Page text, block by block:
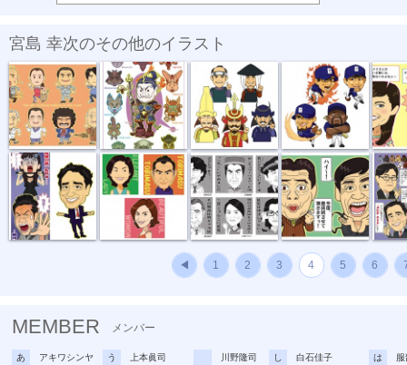
宮島 幸次のその他のイラスト
「寅ファミリ... 「十二神将・... 「スマホ武将...
「一発屋芸人... 黒木瞳 片岡... 前職芸能人（... 健康オタク芸... 馬主
◀ 1 2 3 4 5 6
MEMBER メンバー
あ
アキワシンヤ
う
上本眞司
川野隆司
し
白石佳子
は